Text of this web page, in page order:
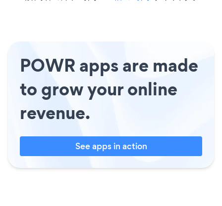
POWR apps are made
to grow your online
revenue.
See apps in action